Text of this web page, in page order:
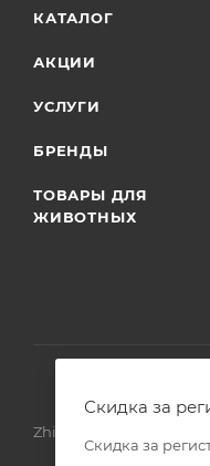
КАТАЛОГ
АКЦИИ
УСЛУГИ
БРЕНДЫ
ТОВАРЫ ДЛЯ
ЖИВОТНЫХ
Zhivoimir.kz 2026 © –
Скидка за
Скидка за